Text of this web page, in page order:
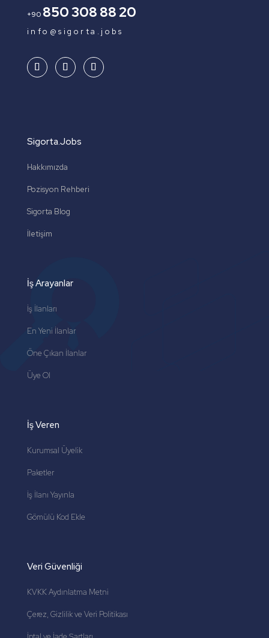
+90 850 308 88 20
info@sigorta.jobs
Sigorta.Jobs
Hakkımızda
Pozisyon Rehberi
Sigorta Blog
İletişim
İş Arayanlar
İş İlanları
En Yeni İlanlar
Öne Çıkan İlanlar
Üye Ol
İş Veren
Kurumsal Üyelik
Paketler
İş İlanı Yayınla
Gömülü Kod Ekle
Veri Güvenliği
KVKK Aydınlatma Metni
Çerez, Gizlilik ve Veri Politikası